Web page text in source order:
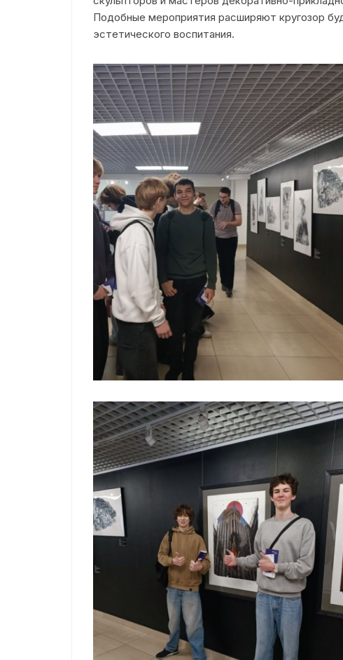
Электронное обращение
Подобные мероприятия расширяют кругозор
эстетического воспитания.